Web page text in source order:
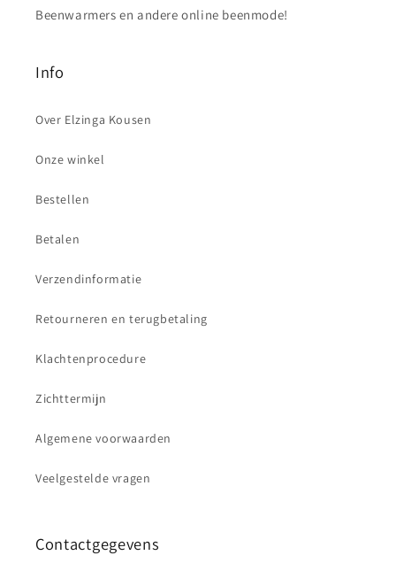
Beenwarmers en andere online beenmode!
Info
Over Elzinga Kousen
Onze winkel
Bestellen
Betalen
Verzendinformatie
Retourneren en terugbetaling
Klachtenprocedure
Zichttermijn
Algemene voorwaarden
Veelgestelde vragen
Contactgegevens